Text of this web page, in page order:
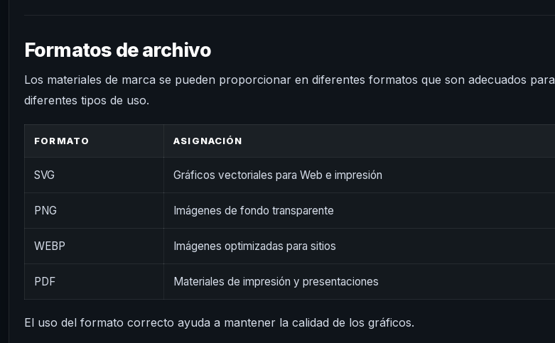
Formatos de archivo
Los materiales de marca se pueden proporcionar en diferentes formatos que son adecuados para
diferentes tipos de uso.
FORMATO ASIGNACIÓN
SVG Gráficos vectoriales para Web e impresión
PNG Imágenes de fondo transparente
WEBP Imágenes optimizadas para sitios
PDF Materiales de impresión y presentaciones
El uso del formato correcto ayuda a mantener la calidad de los gráficos.